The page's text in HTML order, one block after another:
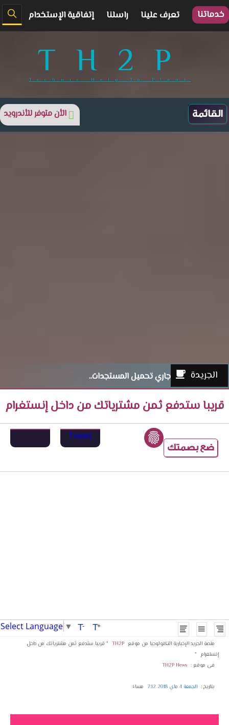
خدماتنا تعرف علينا راسلنا إتفاقية الإستخدام
TH2P
Technic Help To Plant
الأن متوفر للأندرويد
الجريدة جاري تحميل المستجدات..
قريبا ستدفع ثمن مشترياتك من داخل إنستغرام
ضع بصمتك
Tweet
Select Language ▼ T+
T-
منصة الجريد الإخبارية التكنولوجيا من موقع TH2P " قريبا ستدفع ثمن مشترياتك من داخل
إنستغرام "
فى موقع : TH2P News
بتاريخ : الجمعة 4 ماي 2018 7:12 مساءً